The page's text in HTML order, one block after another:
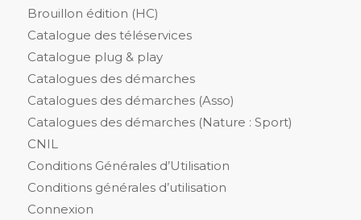
Brouillon édition (HC)
Catalogue des téléservices
Catalogue plug & play
Catalogues des démarches
Catalogues des démarches (Asso)
Catalogues des démarches (Nature : Sport)
CNIL
Conditions Générales d’Utilisation
Conditions générales d’utilisation
Connexion